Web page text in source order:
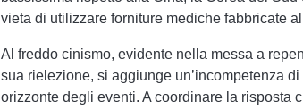
vieta di utilizzare forniture mediche fabbricate
Al freddo cinismo, evidente nella messa a
sua rielezione, si aggiunge un’incompetenza
orizzonte degli eventi. A coordinare la risposta